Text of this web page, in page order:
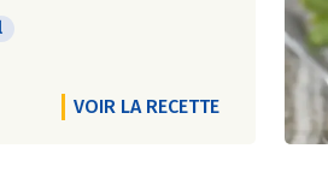
VOIR LA RECETTE